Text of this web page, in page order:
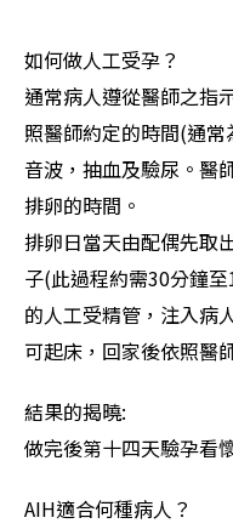
如何做人工受孕？
通常病人遵從醫師之指
照醫師約定的時間(通
音波，抽血及驗尿。醫
排卵的時間。
排卵日當天由配偶先取
子(此過程約需30分鐘
的人工受精管，注入病
可起床，回家後依照醫
結果的揭曉:
做完後第十四天驗孕看
AIH適合何種病人？